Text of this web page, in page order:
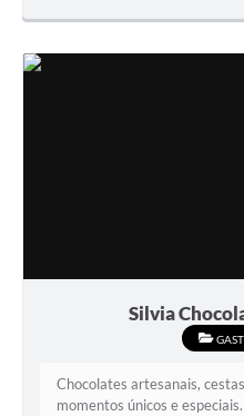
Silvia
Chocolates artesanais,
momentos únicos e